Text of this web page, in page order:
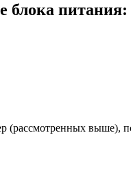
блока питания:
(рассмотренных